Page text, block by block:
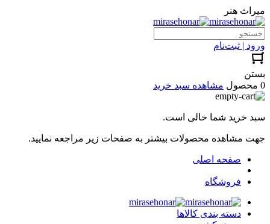
میراث هنر
ورود | ثبت‌نام
بستن
0 محصول
مشاهده سبد خرید
سبد خرید شما خالی است.
جهت مشاهده محصولات بیشتر به صفحات زیر مراجعه نمایید.
صفحه اصلی
فروشگاه
دسته بندی کالاها